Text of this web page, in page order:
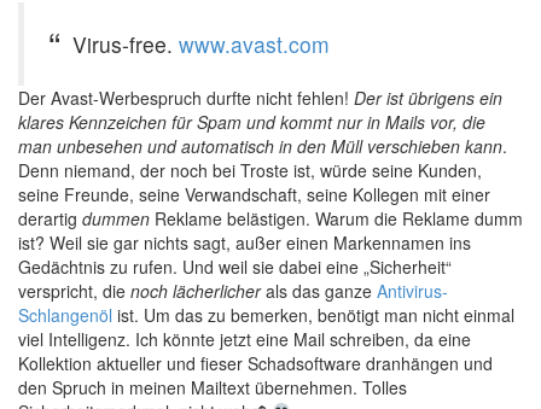
Virus-free. www.avast.com
Der Avast-Werbespruch durfte nicht fehlen! Der ist übrigens ein
klares Kennzeichen für Spam und kommt nur in Mails vor, die
man unbesehen und automatisch in den Müll verschieben kann.
Denn niemand, der noch bei Troste ist, würde seine Kunden,
seine Freunde, seine Verwandschaft, seine Kollegen mit einer
derartig dummen Reklame belästigen. Warum die Reklame dumm
ist? Weil sie gar nichts sagt, außer einen Markennamen ins
Gedächtnis zu rufen. Und weil sie dabei eine „Sicherheit“
verspricht, die noch lächerlicherals das ganze Antivirus-
Schlangenöl ist. Um das zu bemerken, benötigt man nicht einmal
viel Intelligenz. Ich könnte jetzt eine Mail schreiben, da eine
Kollektion aktueller und fieser Schadsoftware dranhängen und
den Spruch in meinen Mailtext übernehmen. Tolles